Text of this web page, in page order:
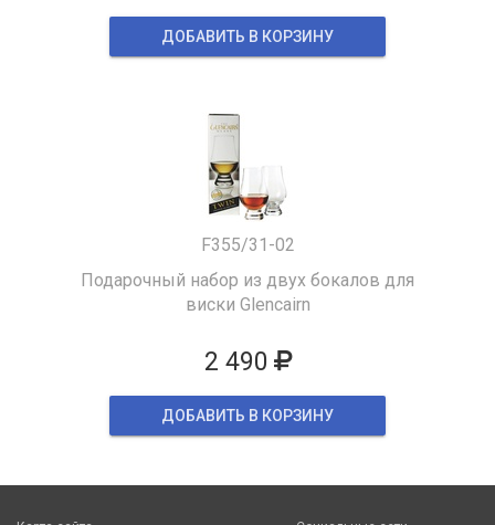
ДОБАВИТЬ В КОРЗИНУ
F355/31-02
Подарочный набор из двух бокалов для
виски Glencairn
2 490
ДОБАВИТЬ В КОРЗИНУ